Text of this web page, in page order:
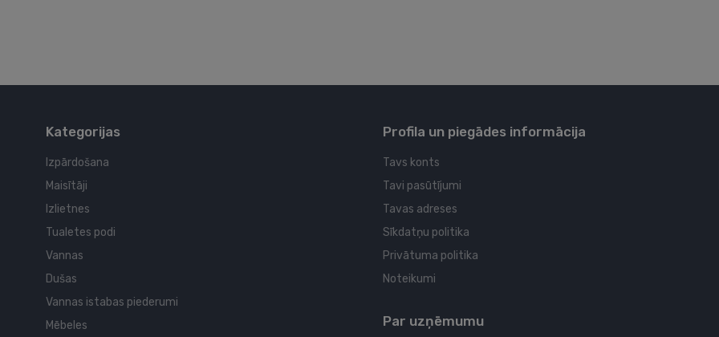
Kategorijas
Izpārdošana
Maisītāji
Izlietnes
Tualetes podi
Vannas
Dušas
Vannas istabas piederumi
Mēbeles
Profila un piegādes informācija
Tavs konts
Tavi pasūtījumi
Tavas adreses
Sīkdatņu politika
Privātuma politika
Noteikumi
Par uzņēmumu